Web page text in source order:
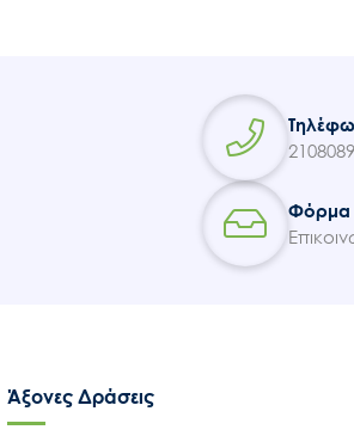
Φόρμα
Άξονες Δράσεις